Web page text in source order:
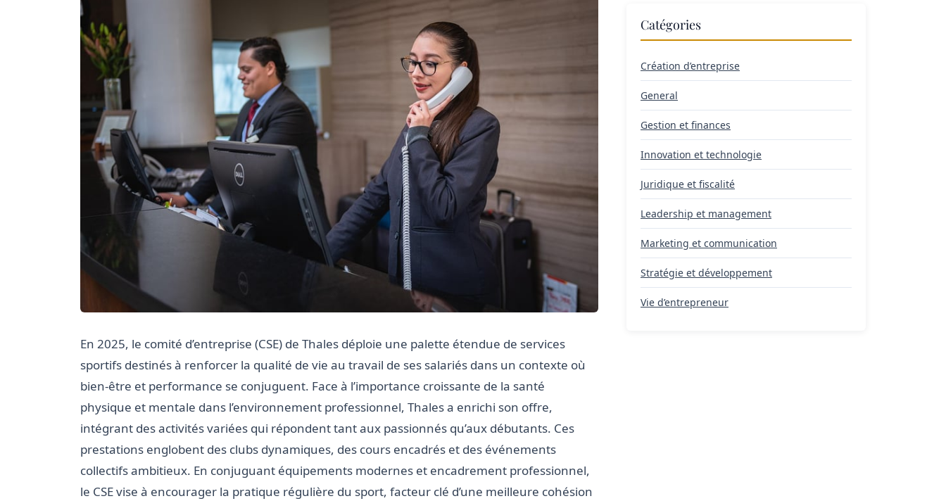
En 2025, le comité d’entreprise (CSE) de Thales déploie une palette étendue de services
sportifs destinés à renforcer la qualité de vie au travail de ses salariés dans un contexte où
bien-être et performance se conjuguent. Face à l’importance croissante de la santé
physique et mentale dans l’environnement professionnel, Thales a enrichi son offre,
intégrant des activités variées qui répondent tant aux passionnés qu’aux débutants. Ces
prestations englobent des clubs dynamiques, des cours encadrés et des événements
collectifs ambitieux. En conjuguant équipements modernes et encadrement professionnel,
le CSE vise à encourager la pratique régulière du sport, facteur clé d’une meilleure cohésion
Catégories
Création d’entreprise
General
Gestion et finances
Innovation et technologie
Juridique et fiscalité
Leadership et management
Marketing et communication
Stratégie et développement
Vie d’entrepreneur